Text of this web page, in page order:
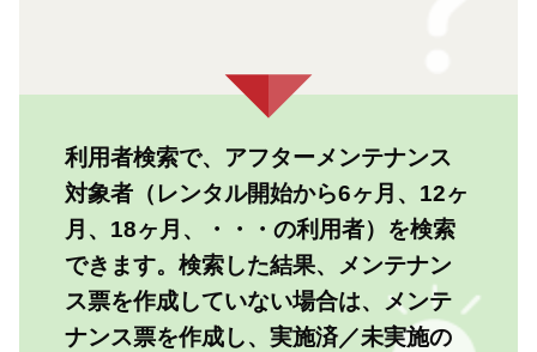
利用者検索で、アフターメンテナンス
対象者（レンタル開始から6ヶ月、12ヶ
月、18ヶ月、・・・の利用者）を検索
できます。検索した結果、メンテナン
ス票を作成していない場合は、メンテ
ナンス票を作成し、実施済／未実施の